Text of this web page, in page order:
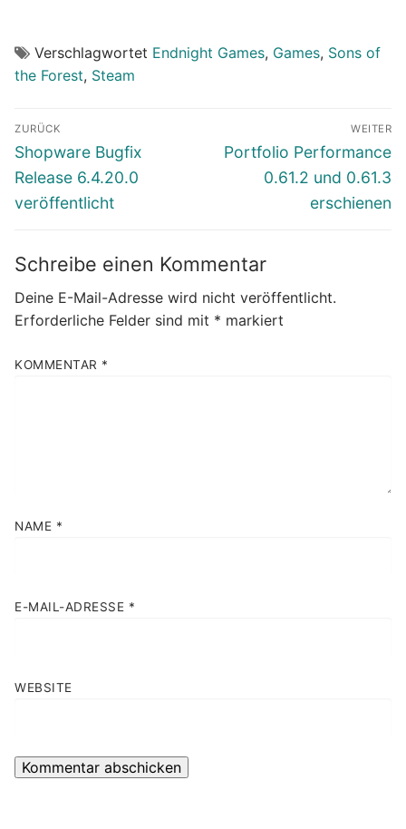
Verschlagwortet Endnight Games, Games, Sons of
the Forest, Steam
Beitragsnavigation
ZURÜCK
Vorheriger
Beitrag:
Shopware Bugfix
Release 6.4.20.0
veröffentlicht
WEITER
Nächster
Beitrag:
Portfolio Performance
0.61.2 und 0.61.3
erschienen
Schreibe einen Kommentar
Deine E-Mail-Adresse wird nicht veröffentlicht.
Erforderliche Felder sind mit * markiert
KOMMENTAR *
NAME *
E-MAIL-ADRESSE *
WEBSITE